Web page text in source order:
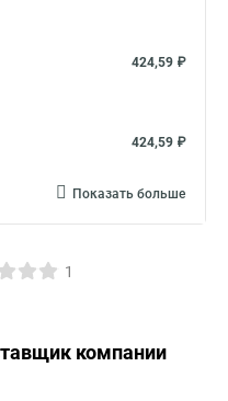
424,59 ₽
424,59 ₽
Показать больше
1
компании